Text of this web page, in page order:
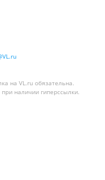
на VL.ru обязательна.
наличии гиперссылки.